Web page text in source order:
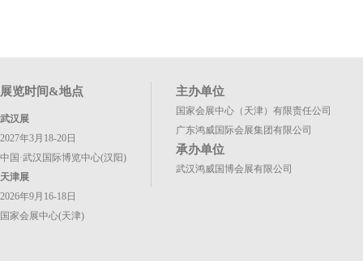
展览时间&地点
武汉展
2027年3月18-20日
中国·武汉国际博览中心(汉阳)
天津展
2026年9月16-18日
国家会展中心(天津)
主办单位
国家会展中心（天津）有限责任公司
广东鸿威国际会展集团有限公司
承办单位
武汉鸿威国博会展有限公司